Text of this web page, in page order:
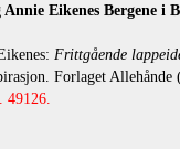
Eikenes Bergene i
Frittgående
Forlaget